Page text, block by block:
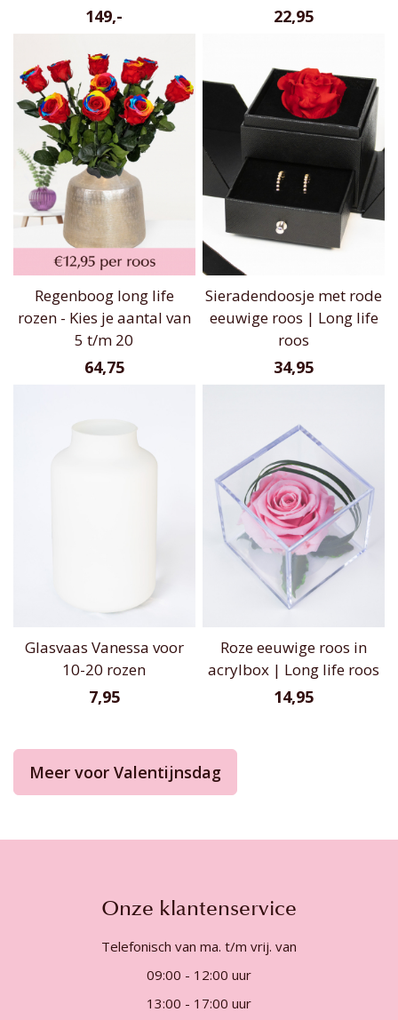
149,- 22,95
Regenboog long life
rozen - Kies je aantal van
5 t/m 20
64,75
Sieradendoosje met rode
eeuwige roos | Long life
roos
34,95
Glasvaas Vanessa voor
10-20 rozen
7,95
Roze eeuwige roos in
acrylbox | Long life roos
14,95
Meer voor Valentijnsdag
Onze klantenservice
Telefonisch van ma. t/m vrij. van
09:00 - 12:00 uur
13:00 - 17:00 uur